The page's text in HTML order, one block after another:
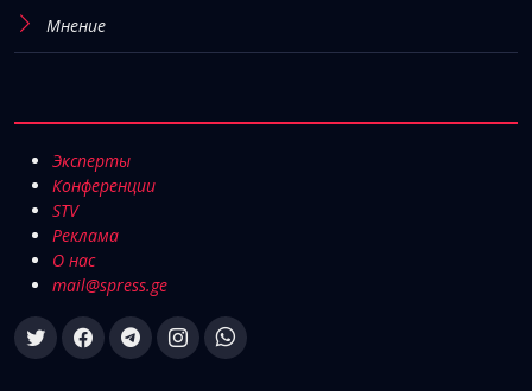
Мнение
Эксперты
Конференции
STV
Реклама
О нас
mail@spress.ge